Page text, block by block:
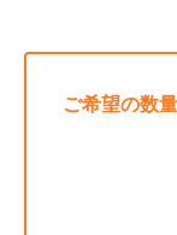
ご希望の数